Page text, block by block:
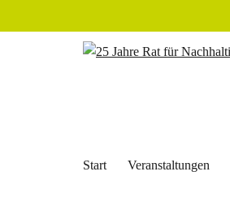
Start Veranstaltungen